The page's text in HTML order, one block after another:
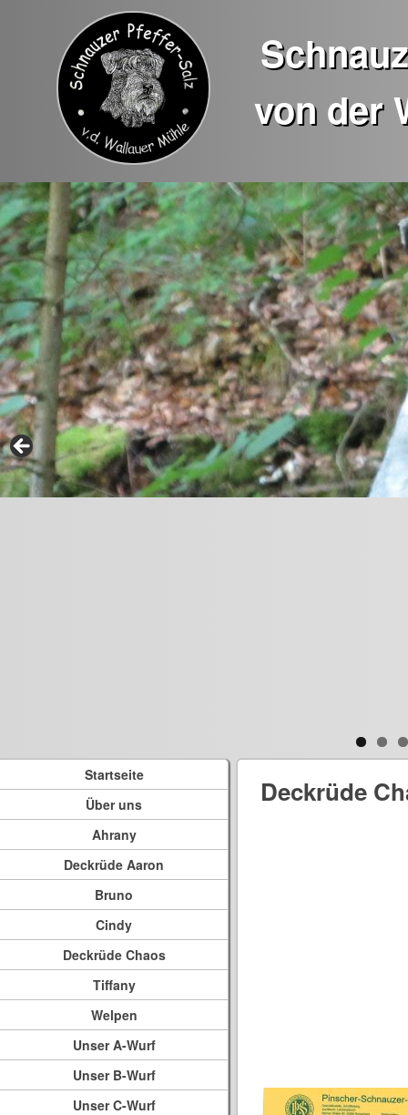
von der
Startseite
Über uns
Ahrany
Deckrüde Aaron
Bruno
Cindy
Deckrüde Chaos
Tiffany
Welpen
Unser A-Wurf
Unser B-Wurf
Unser C-Wurf
Deckrüde